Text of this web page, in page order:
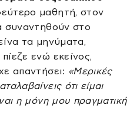
μαθητή, στον
συναντηθούν στο
τα μηνύματα,
ενώ εκείνος,
απαντήσει: «Μερικές
ότι είμαι
η μόνη μου πραγματική